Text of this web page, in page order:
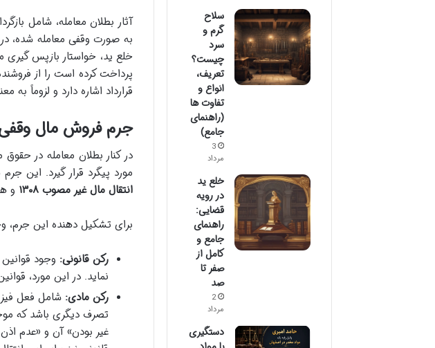
آثار بطلان معامله، شامل
به صورت وقفی معامله شده،
خلع ید، خواستار بازپس گیری
پرداخت کرده است را از
قرارداد اشاره دارد و لزوماً
جرم فروش مال
در کنار بطلان معامله در
مورد پیگرد قرار گیرد. این
انتقال مال غیر مصوب ۱۳۰۸
و
برای تشکیل دهنده این جرم،
رکن قانونی: وجود
نماید. در این مورد،
رکن مادی: شامل فعل
تصرف دیگری باشد که
غیر بودن» آن و «عدم
سلاح
گرم و
سرد
چیست؟
تعریف،
انواع و
تفاوت ها
(راهنمای
جامع)
3
مرداد
خلع ید
در رویه
قضایی:
راهنمای
جامع و
کامل از
صفر تا
صد
2
مرداد
دستگیری